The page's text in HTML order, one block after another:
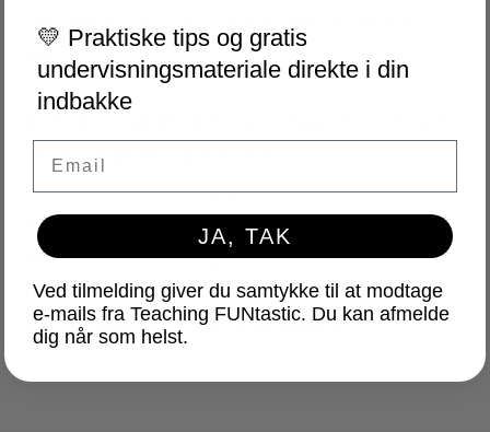
afhængig af om påstanden stemmer
eller ej.
emne, kan bruges inden
læseforståelsesopgaven, hvor eleverne
kan skrive ting ned, som de kan se på
billeder. Det kan også bruges bagefter,
hvor eleverne kan skrive deres egne
sætninger, der matcher billedet.
💛 Praktiske tips og gratis
undervisningsmateriale direkte i din
indbakke
JA, TAK
Ved tilmelding giver du samtykke til at modtage
e-mails fra Teaching FUNtastic. Du kan afmelde
dig når som helst.